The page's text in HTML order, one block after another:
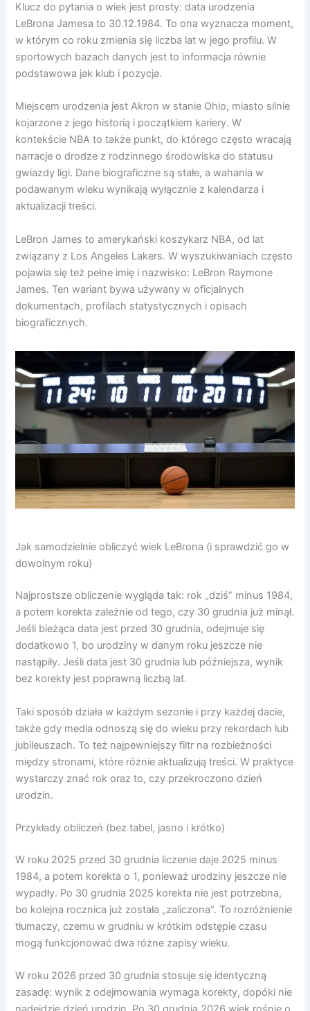
Klucz do pytania o wiek jest prosty: data urodzenia
LeBrona Jamesa to 30.12.1984. To ona wyznacza moment,
w którym co roku zmienia się liczba lat w jego profilu. W
sportowych bazach danych jest to informacja równie
podstawowa jak klub i pozycja.
Miejscem urodzenia jest Akron w stanie Ohio, miasto silnie
kojarzone z jego historią i początkiem kariery. W
kontekście NBA to także punkt, do którego często wracają
narracje o drodze z rodzinnego środowiska do statusu
gwiazdy ligi. Dane biograficzne są stałe, a wahania w
podawanym wieku wynikają wyłącznie z kalendarza i
aktualizacji treści.
LeBron James to amerykański koszykarz NBA, od lat
związany z Los Angeles Lakers. W wyszukiwaniach często
pojawia się też pełne imię i nazwisko: LeBron Raymone
James. Ten wariant bywa używany w oficjalnych
dokumentach, profilach statystycznych i opisach
biograficznych.
Jak samodzielnie obliczyć wiek LeBrona (i sprawdzić go w
dowolnym roku)
Najprostsze obliczenie wygląda tak: rok „dziś” minus 1984,
a potem korekta zależnie od tego, czy 30 grudnia już minął.
Jeśli bieżąca data jest przed 30 grudnia, odejmuje się
dodatkowo 1, bo urodziny w danym roku jeszcze nie
nastąpiły. Jeśli data jest 30 grudnia lub późniejsza, wynik
bez korekty jest poprawną liczbą lat.
Taki sposób działa w każdym sezonie i przy każdej dacie,
także gdy media odnoszą się do wieku przy rekordach lub
jubileuszach. To też najpewniejszy filtr na rozbieżności
między stronami, które różnie aktualizują treści. W praktyce
wystarczy znać rok oraz to, czy przekroczono dzień
urodzin.
Przykłady obliczeń (bez tabel, jasno i krótko)
W roku 2025 przed 30 grudnia liczenie daje 2025 minus
1984, a potem korekta o 1, ponieważ urodziny jeszcze nie
wypadły. Po 30 grudnia 2025 korekta nie jest potrzebna,
bo kolejna rocznica już została „zaliczona”. To rozróżnienie
tłumaczy, czemu w grudniu w krótkim odstępie czasu
mogą funkcjonować dwa różne zapisy wieku.
W roku 2026 przed 30 grudnia stosuje się identyczną
zasadę: wynik z odejmowania wymaga korekty, dopóki nie